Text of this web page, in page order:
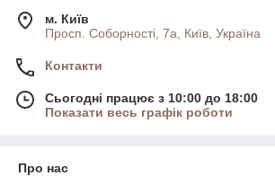
м. Київ
Просп. Соборності, 7а, Київ, Україна
Контакти
Сьогодні працює з 10:00 до 18:00
Показати весь графік роботи
Про нас